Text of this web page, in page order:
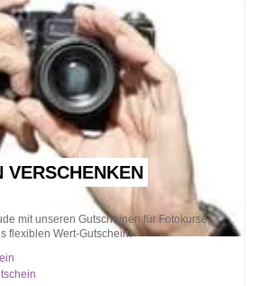
VERSCHENKEN
mit unseren Gutscheinen für Fotokurse,
flexiblen Wert-Gutschein!